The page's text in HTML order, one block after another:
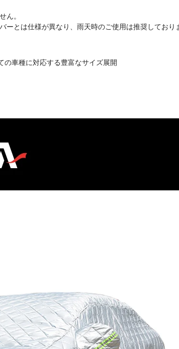
ん。
とは仕様が異なり、雨天時のご使用は推奨しており
の車種に対応する豊富なサイズ展開